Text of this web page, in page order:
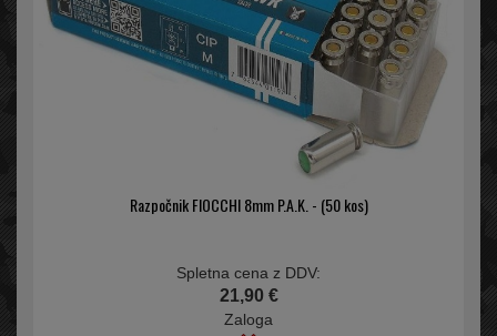
Razpočnik FIOCCHI 8mm P.A.K. - (50 kos)
Spletna cena z DDV:
21,90 €
Zaloga